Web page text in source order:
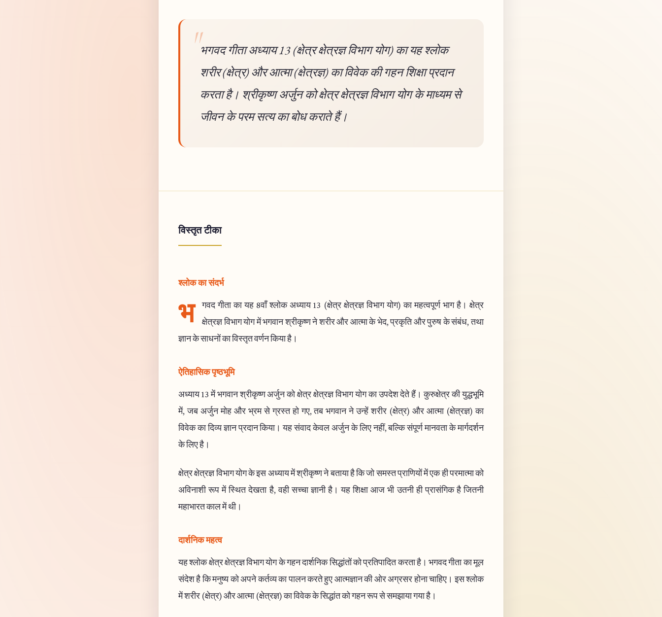
भगवद गीता अध्याय 13 (क्षेत्र क्षेत्रज्ञ विभाग योग) का यह श्लोक
शरीर (क्षेत्र) और आत्मा (क्षेत्रज्ञ) का विवेक की गहन शिक्षा प्रदान
करता है। श्रीकृष्ण अर्जुन को क्षेत्र क्षेत्रज्ञ विभाग योग के माध्यम से
जीवन के परम सत्य का बोध कराते हैं।
विस्तृत टीका
श्लोक का संदर्भ
भ
गवद गीता का यह 8वाँ श्लोक अध्याय 13 (क्षेत्र क्षेत्रज्ञ विभाग योग) का महत्वपूर्ण भाग है। क्षेत्र
क्षेत्रज्ञ विभाग योग में भगवान श्रीकृष्ण ने शरीर और आत्मा के भेद, प्रकृति और पुरुष के संबंध, तथा
ज्ञान के साधनों का विस्तृत वर्णन किया है।
ऐतिहासिक पृष्ठभूमि
अध्याय 13 में भगवान श्रीकृष्ण अर्जुन को क्षेत्र क्षेत्रज्ञ विभाग योग का उपदेश देते हैं। कुरुक्षेत्र की युद्धभूमि
में, जब अर्जुन मोह और भ्रम से ग्रस्त हो गए, तब भगवान ने उन्हें शरीर (क्षेत्र) और आत्मा (क्षेत्रज्ञ) का
विवेक का दिव्य ज्ञान प्रदान किया। यह संवाद केवल अर्जुन के लिए नहीं, बल्कि संपूर्ण मानवता के मार्गदर्शन
के लिए है।
क्षेत्र क्षेत्रज्ञ विभाग योग के इस अध्याय में श्रीकृष्ण ने बताया है कि जो समस्त प्राणियों में एक ही परमात्मा को
अविनाशी रूप में स्थित देखता है, वही सच्चा ज्ञानी है। यह शिक्षा आज भी उतनी ही प्रासंगिक है जितनी
महाभारत काल में थी।
दार्शनिक महत्व
यह श्लोक क्षेत्र क्षेत्रज्ञ विभाग योग के गहन दार्शनिक सिद्धांतों को प्रतिपादित करता है। भगवद गीता का मूल
संदेश है कि मनुष्य को अपने कर्तव्य का पालन करते हुए आत्मज्ञान की ओर अग्रसर होना चाहिए। इस श्लोक
में शरीर (क्षेत्र) और आत्मा (क्षेत्रज्ञ) का विवेक के सिद्धांत को गहन रूप से समझाया गया है।